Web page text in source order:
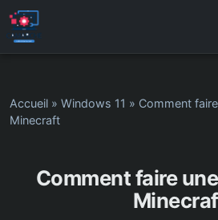
Accueil » Windows 11 » Comment
Minecraft
Comment faire